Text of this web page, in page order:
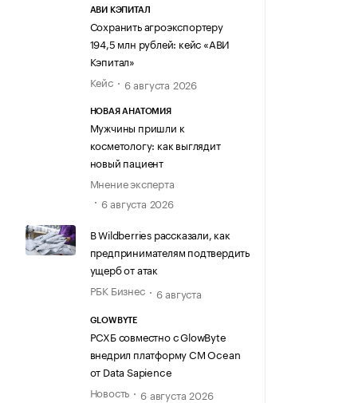
АВИ КЭПИТАЛ
Сохранить агроэкспортеру
194,5 млн рублей: кейс «АВИ
Кэпитал»
Кейс
6 августа 2026
НОВАЯ АНАТОМИЯ
Мужчины пришли к
косметологу: как выглядит
новый пациент
Мнение эксперта
6 августа 2026
В Wildberries рассказали, как
предпринимателям подтвердить
ущерб от атак
РБК Бизнес
6 августа
GLOWBYTE
РСХБ совместно с GlowByte
внедрил платформу CM Ocean
от Data Sapience
Новость
6 августа 2026